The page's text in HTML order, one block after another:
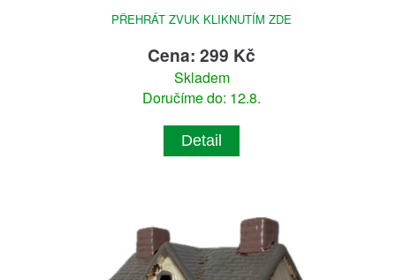
PŘEHRÁT ZVUK KLIKNUTÍM ZDE
Cena: 299 Kč
Skladem
Doručíme do: 12.8.
Detail